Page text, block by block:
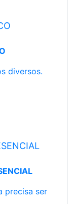
diversos.
precisa ser